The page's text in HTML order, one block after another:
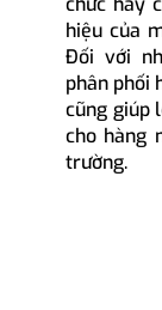
hiệu của
Đối với
phân phối
cũng giúp
cho hàng
trường.